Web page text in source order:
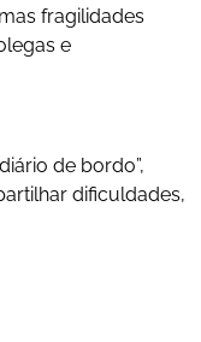
fragilidades
e
de bordo”,
dificuldades,